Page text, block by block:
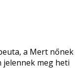
a Mert nőnek
jelennek meg heti